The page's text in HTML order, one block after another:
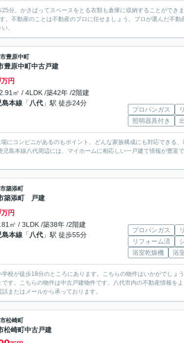
分。かさばってスペースをとる衣類も倉庫に収納することができ
。不動産のことは不動産のプロに任せましょう。プロが選んだ不動
。
豊原中町
豊原中町中古戸建
万円
㎡ / 4LDK /築42年 /2階建
島本線 「 八代 」駅 徒歩24分
プロパンガス
照明器具付き
にコンビニがあるのもポイント。どんな家族構成にも対応できる
島本線八代周辺には、マイホームに相応しい一戸建て情報が豊富
築添町
築添町 戸建
万円
㎡ / 3LDK /築38年 /2階建
島本線 「 八代 」駅 徒歩55分
プロパンガス
リフォーム済
浴室乾燥機
浴
校が徒歩18分のところにあります。こちらの物件はいかがでしょ
す。こちらの物件は中古戸建物件です。八代市内の不動産情報を
またはメールから承っております。
松崎町
松崎町中古戸建